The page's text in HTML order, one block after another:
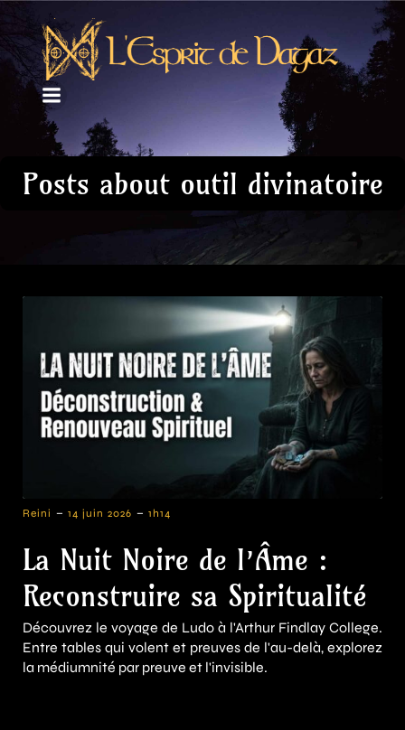
Posts about outil divinatoire
Reini - 14 juin 2026 - 1h14
La Nuit Noire de l’Âme :
Reconstruire sa Spiritualité
Découvrez le voyage de Ludo à l'Arthur Findlay College.
Entre tables qui volent et preuves de l'au-delà, explorez
la médiumnité par preuve et l'invisible.